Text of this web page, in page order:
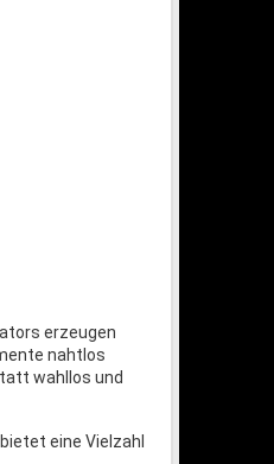
erzeugen
nahtlos
wahllos und
eine Vielzahl